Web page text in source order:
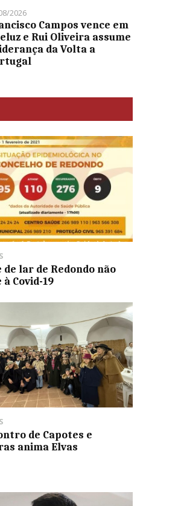
2026
Campos vence em
e Rui Oliveira assume
da Volta a
lar de Redondo não
Covid-19
de Capotes e
anima Elvas